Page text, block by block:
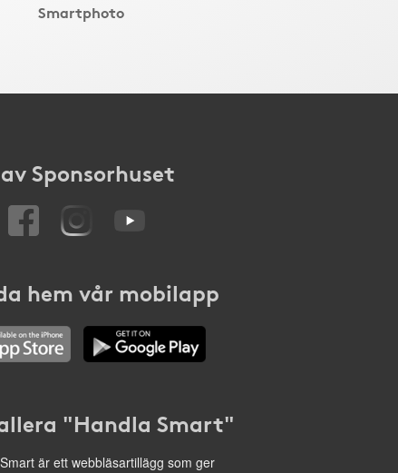
Smartphoto
Sponsorhuset
hem vår mobilapp
"Handla Smart"
är ett webbläsartillägg som ger